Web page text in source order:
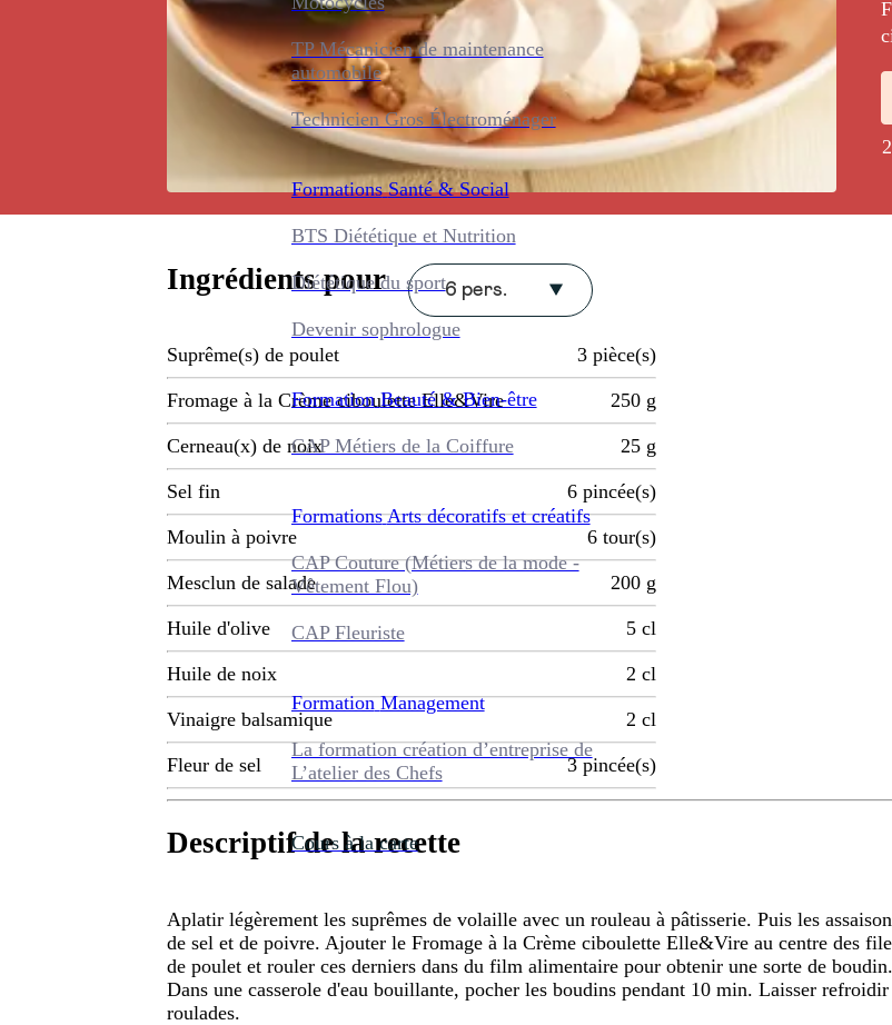
TP Mécanicien de maintenance
automobile
Technicien Gros Électroménager
Formations Santé & Social
BTS Diététique et Nutrition
Diététique du sport
Devenir sophrologue
Formation Beauté & Bien-être
CAP Métiers de la Coiffure
Formations Arts décoratifs et créatifs
CAP Couture (Métiers de la mode -
Vêtement Flou)
CAP Fleuriste
Formation Management
La formation création d’entreprise de
L’atelier des Chefs
Cours à la carte
Ingrédients pour 6 pers.
Suprême(s) de poulet 3 pièce(s)
Fromage à la Crème ciboulette Elle&Vire 250 g
Cerneau(x) de noix 25 g
Sel fin 6 pincée(s)
Moulin à poivre 6 tour(s)
Mesclun de salade 200 g
Huile d'olive 5 cl
Huile de noix 2 cl
Vinaigre balsamique 2 cl
Fleur de sel 3 pincée(s)
Descriptif de la recette
Aplatir légèrement les suprêmes de volaille avec un rouleau à pâtisserie. Puis les
de sel et de poivre. Ajouter le Fromage à la Crème ciboulette Elle&Vire au centre des
de poulet et rouler ces derniers dans du film alimentaire pour obtenir une sorte de boudin.
Dans une casserole d'eau bouillante, pocher les boudins pendant 10 min. Laisser
roulades.